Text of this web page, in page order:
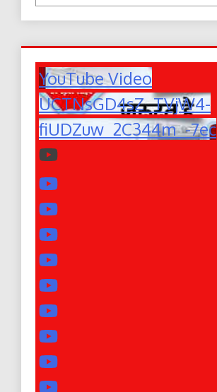
YouTube Video
UCTNsGD4sZ_TVjW4-
fiUDZuw_2C344m_-7ec